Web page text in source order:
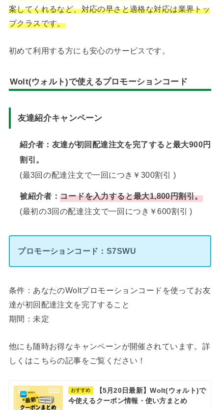
案してくれるなど、対応の早さと適格な対応は業界トッ
プクラスです。
初めて利用する方にも安心のサービスです。
Wolt(ウォルト)で使えるプロモーションコード
友達紹介キャンペーン
紹介者：友達が初回配達注文を完了すると最大900円
割引。
(最3回⁠の配⁠達⁠注⁠文⁠で一回につき￥300割⁠引 )
被紹介者：コ⁠ー⁠ド⁠を入力する⁠と⁠最大1,800円割引。
(最⁠初⁠の3回⁠の配⁠達⁠注⁠文⁠で一回につき￥600割⁠引 )
プロモーションコード：S7SWU
条件：あなたのWoltプロモーションコードを使ってお友
達が初回配達注文を完了すること
期間：未定
他にも随時お得なキャンペーンが開催されています。詳
しくはこちらの記事をご覧ください！
おすすめ
【5月20日最新】Wolt(ウォルト)で
今使えるクーポン情報・使い方まとめ